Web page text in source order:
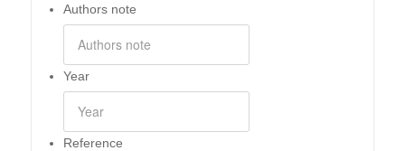
Authors note
Year
Reference